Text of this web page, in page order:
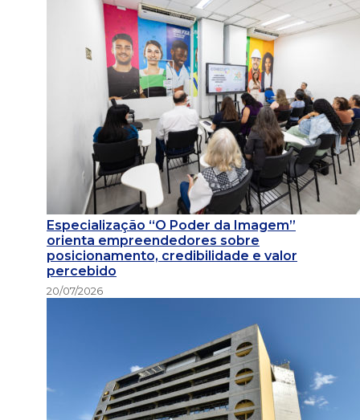
Especialização “O Poder da Imagem”
orienta empreendedores sobre
posicionamento, credibilidade e valor
percebido
20/07/2026